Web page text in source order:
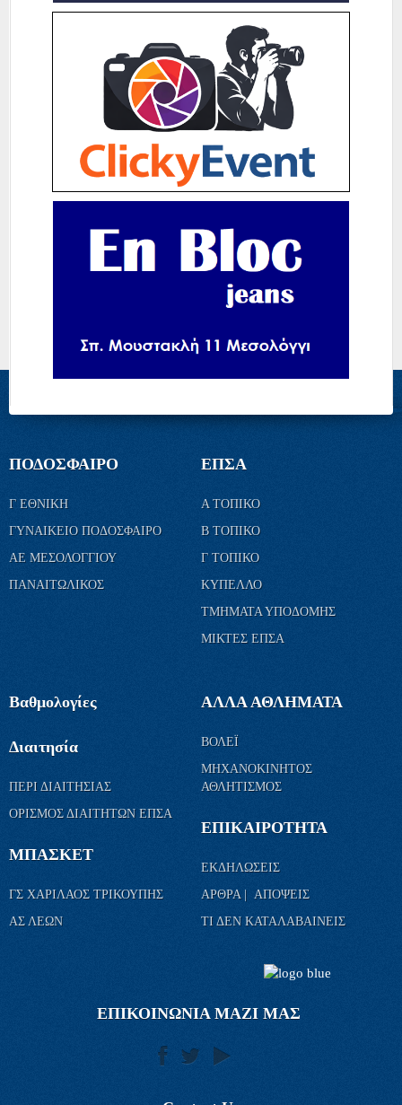
ΠΟΔΟΣΦΑΙΡΟ
Γ ΕΘΝΙΚΗ
ΓΥΝΑΙΚΕΙΟ ΠΟΔΟΣΦΑΙΡΟ
ΑΕ ΜΕΣΟΛΟΓΓΙΟΥ
ΠΑΝΑΙΤΩΛΙΚΟΣ
ΕΠΣΑ
Α ΤΟΠΙΚΟ
Β ΤΟΠΙΚΟ
Γ ΤΟΠΙΚΟ
ΚΥΠΕΛΛΟ
ΤΜΗΜΑΤΑ ΥΠΟΔΟΜΗΣ
ΜΙΚΤΕΣ ΕΠΣΑ
Βαθμολογίες
Διαιτησία
ΠΕΡΙ ΔΙΑΙΤΗΣΙΑΣ
ΟΡΙΣΜΟΣ ΔΙΑΙΤΗΤΩΝ ΕΠΣΑ
ΜΠΑΣΚΕΤ
ΓΣ ΧΑΡΙΛΑΟΣ ΤΡΙΚΟΥΠΗΣ
ΑΣ ΛΕΩΝ
ΑΛΛΑ ΑΘΛΗΜΑΤΑ
ΒΟΛΕΪ
ΜΗΧΑΝΟΚΙΝΗΤΟΣ
ΑΘΛΗΤΙΣΜΟΣ
ΕΠΙΚΑΙΡΟΤΗΤΑ
ΕΚΔΗΛΩΣΕΙΣ
ΑΡΘΡΑ | ΑΠΟΨΕΙΣ
ΤΙ ΔΕΝ ΚΑΤΑΛΑΒΑΙΝΕΙΣ
ΕΠΙΚΟΙΝΩΝΙΑ ΜΑΖΙ ΜΑΣ